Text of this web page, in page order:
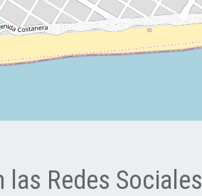
las Redes Sociales